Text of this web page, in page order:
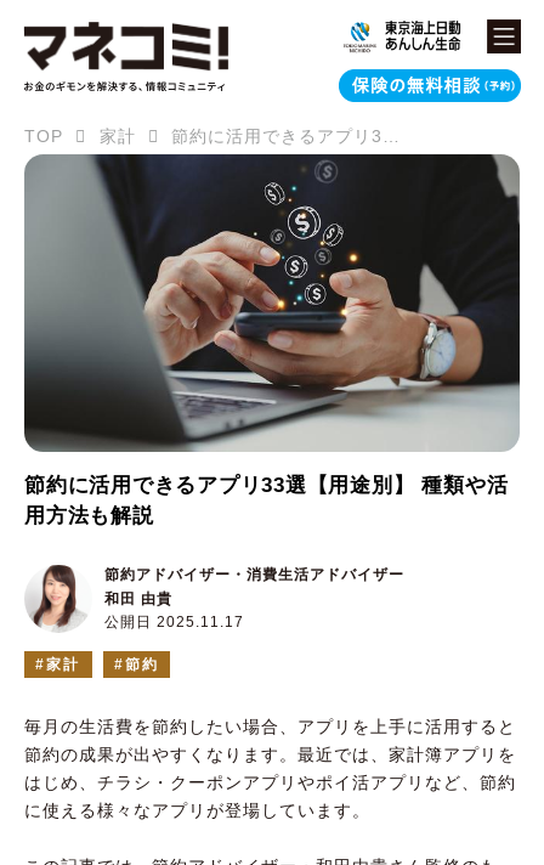
TOP 家計 節約に活用できるアプリ33選【用途別】 種類や活用方法も解説
節約に活用できるアプリ33選【用途別】 種類や活
用方法も解説
公開日 2025.11.17
節約アドバイザー・消費生活アドバイザー
和田 由貴
家計 節約
毎月の生活費を節約したい場合、アプリを上手に活用すると
節約の成果が出やすくなります。最近では、家計簿アプリを
はじめ、チラシ・クーポンアプリやポイ活アプリなど、節約
に使える様々なアプリが登場しています。